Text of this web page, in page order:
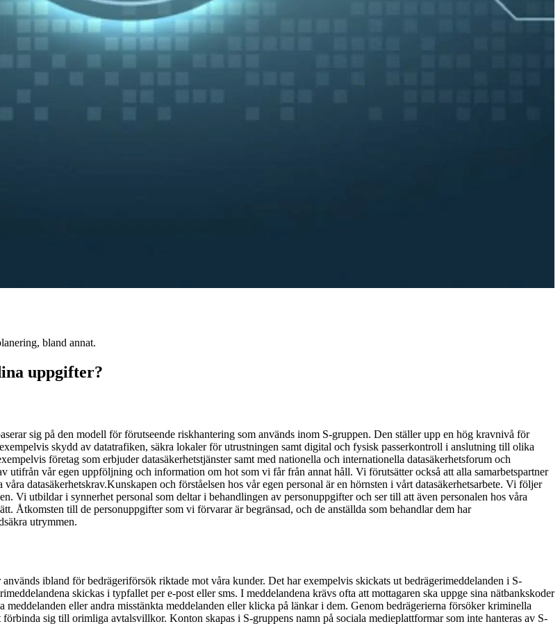
bland annat.
uppgifter?
sig på den modell för förutseende riskhantering som används inom S-gruppen. Den ställer upp en hög kravnivå för
skydd av datatrafiken, säkra lokaler för utrustningen samt digital och fysisk passerkontroll i anslutning till olika
företag som erbjuder datasäkerhetstjänster samt med nationella och internationella datasäkerhetsforum och
vår egen uppföljning och information om hot som vi får från annat håll. Vi förutsätter också att alla samarbetspartner
datasäkerhetskrav.Kunskapen och förståelsen hos vår egen personal är en hörnsten i vårt datasäkerhetsarbete. Vi följer
Vi utbildar i synnerhet personal som deltar i behandlingen av personuppgifter och ser till att även personalen hos våra
Åtkomsten till de personuppgifter som vi förvarar är begränsad, och de anställda som behandlar dem har
utrymmen.
ibland för bedrägeriförsök riktade mot våra kunder. Det har exempelvis skickats ut bedrägerimeddelanden i S-
skickas i typfallet per e-post eller sms. I meddelandena krävs ofta att mottagaren ska uppge sina nätbankskoder
eller andra misstänkta meddelanden eller klicka på länkar i dem. Genom bedrägerierna försöker kriminella
förbinda sig till orimliga avtalsvillkor. Konton skapas i S-gruppens namn på sociala medieplattformar som inte hanteras av S-